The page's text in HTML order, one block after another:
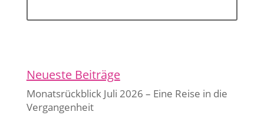
Neueste Beiträge
Monatsrückblick Juli 2026 – Eine Reise in die
Vergangenheit